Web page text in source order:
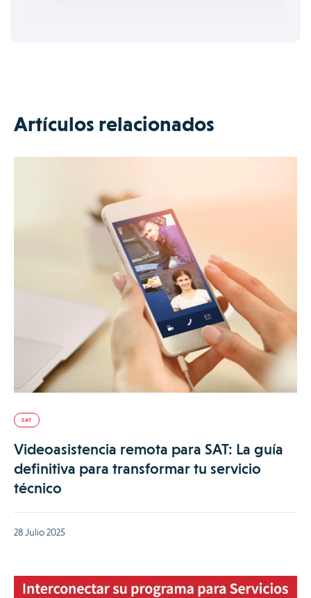
Artículos relacionados
SAT
Videoasistencia remota para SAT: La guía
definitiva para transformar tu servicio
técnico
28 Julio 2025